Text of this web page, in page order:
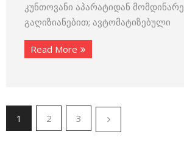
კუნთოვანი აპარატიდან მომდინარე
გაღიზიანებით; ავტომატიზებული
Read More
1 2 3